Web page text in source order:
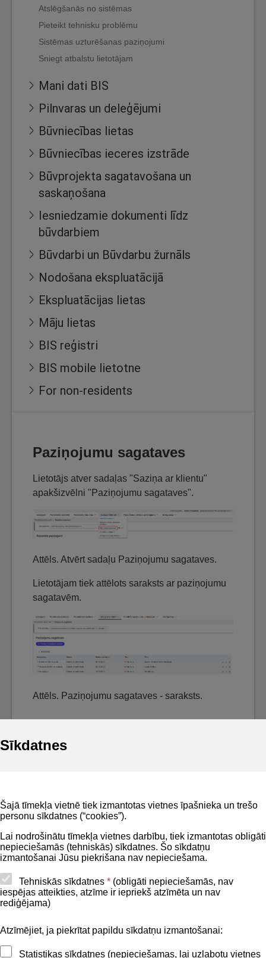
Sīkdatnes
Šajā tīmekļa vietnē tiek izmantotas vietnes īpašnieka un trešo
personu sīkdatnes (“cookies”).
Lai nodrošinātu tīmekļa vietnes darbību, tiek izmantotas obligāti
nepieciešamās (tehniskās) sīkdatnes. Šo sīkdatņu
izmantošanai Jūsu piekrišana nav nepieciešama.
Tehniskās sīkdatnes * (obligāti nepieciešamās, nav
iespējas atteikties, atzīme ir iepriekš atzīmēta un nav
rediģējama)
Atzīmējiet, ja piekrītat papildu sīkdatņu izmantošanai:
Statistikas sīkdatnes (nepieciešamas, lai uzlabotu vietnes
Atslēgšanās no sistēmas
Pieteikt tehnisku problēmu
Sistēmas uzturēšanas paziņojumi
Sniegt atbalstu lietotājam
Mani dati BIS
Pilnvaras un deleģējumi
Būvniecības lietas
Būvniecības ieceres izstrāde
Būvprojekta sagatavošana un
saskaņošana
Iesniedzamie dokumenti līdz
būvdarbiem
Būvdarbi un Būvdarbu žurnāls
Nodošana ekspluatācijā
Ekspluatācijas lietas
Māju lietas
BIS reģistri
BIS mobile lietotne
For non-residents
Paziņojumu sagataves
Lietotājs atver sadaļas "Saziņa ar klientu"
apakšizvēlni "Paziņojumu sagataves".
Attēls. Atvērt sadaļu Paziņojumu sagataves.
Lietotājam tiek attēlots saraksts ar paziņojumu
sagatavēm.
Attēls. Paziņojumu sagataves - saraksts.
Privātuma politika
Lapas karte
Piekļūstamības paziņojums
Kontakti